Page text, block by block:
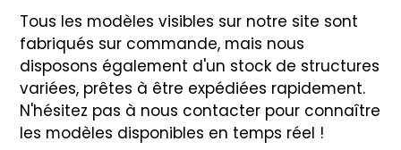
Tous les modèles visibles sur notre site sont
fabriqués sur commande, mais nous
disposons également d'un stock de structures
variées, prêtes à être expédiées rapidement.
N'hésitez pas à nous contacter pour connaître
les modèles disponibles en temps réel !